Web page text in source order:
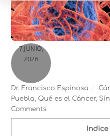
7 JUNIO,
2026
Dr. Francisco Espinosa
Puebla,Qué es el Cáncer,
Comments
Indice